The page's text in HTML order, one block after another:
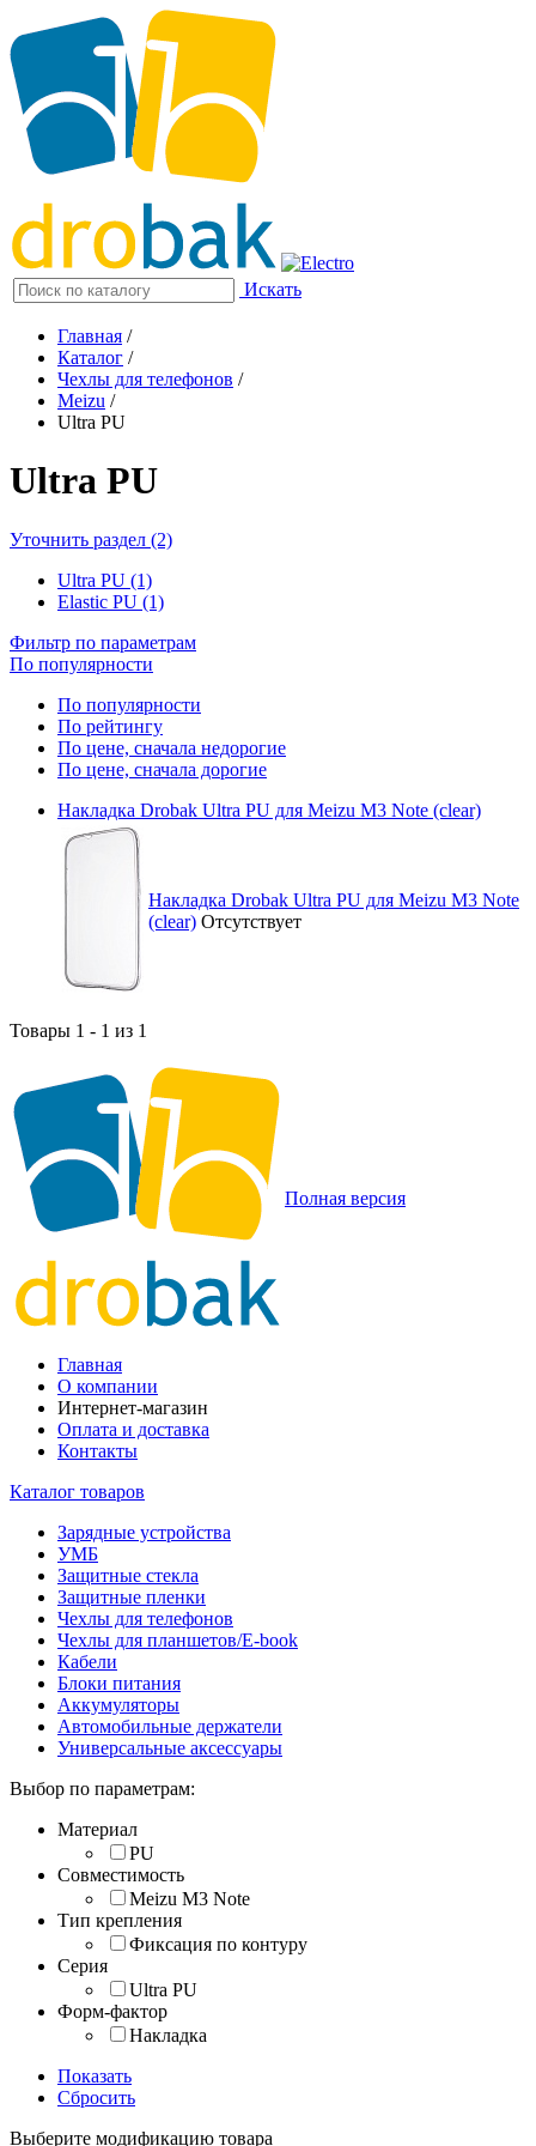
Искать
Главная /
Каталог /
Чехлы для телефонов /
Meizu /
Ultra PU
Ultra PU
Уточнить раздел (2)
Ultra PU (1)
Elastic PU (1)
Фильтр по параметрам
По популярности
По популярности
По рейтингу
По цене, сначала недорогие
По цене, сначала дорогие
Накладка Drobak Ultra PU для Meizu M3 Note (clear)
Накладка Drobak Ultra PU для Meizu M3 Note
(clear) Отсутствует
Товары 1 - 1 из 1
Полная версия
Главная
О компании
Интернет-магазин
Оплата и доставка
Контакты
Каталог товаров
Зарядные устройства
УМБ
Защитные стекла
Защитные пленки
Чехлы для телефонов
Чехлы для планшетов/E-book
Кабели
Блоки питания
Аккумуляторы
Автомобильные держатели
Универсальные аксессуары
Выбор по параметрам:
Материал
PU
Совместимость
Meizu M3 Note
Тип крепления
Фиксация по контуру
Серия
Ultra PU
Форм-фактор
Накладка
Показать
Сбросить
Выберите модификацию товара